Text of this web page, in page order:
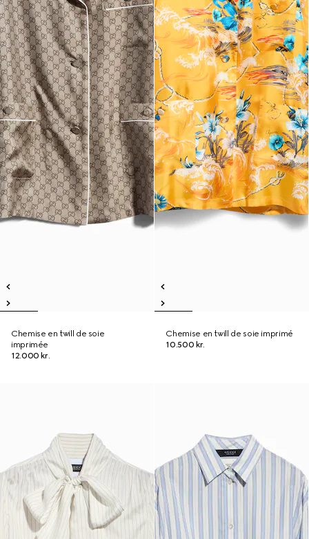
Chemise en twill de soie
imprimée
12.000 kr.
Chemise en twill de soie imprimé
10.500 kr.